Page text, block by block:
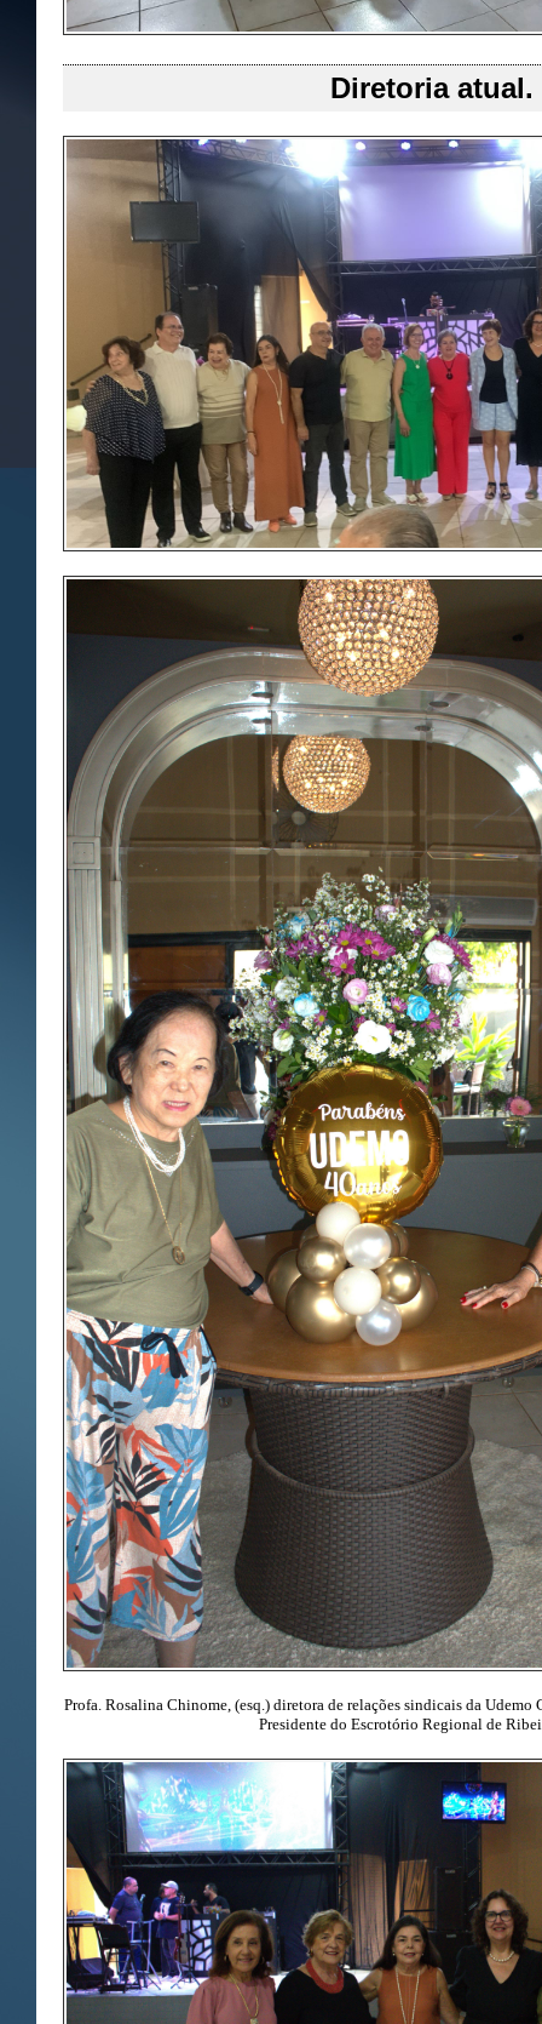
Diretoria atual.
Profa. Rosalina Chinome, (esq.) diretora de relações sindicais da Udemo
Presidente do Escrotório Regional de